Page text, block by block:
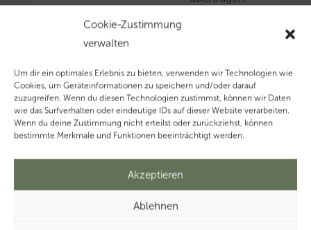
Cookie-Zustimmung
verwalten
Um dir ein optimales Erlebnis zu bieten, verwenden wir Technologien wie
Cookies, um Geräteinformationen zu speichern und/oder darauf
zuzugreifen. Wenn du diesen Technologien zustimmst, können wir Daten
wie das Surfverhalten oder eindeutige IDs auf dieser Website verarbeiten.
Wenn du deine Zustimmung nicht erteilst oder zurückziehst, können
bestimmte Merkmale und Funktionen beeinträchtigt werden.
Akzeptieren
Ablehnen
‚Rücklage’…
Mehr
zum
Thema